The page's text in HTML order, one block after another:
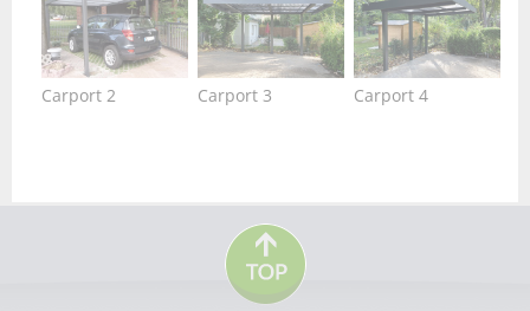
Carport 2 Carport 3 Carport 4